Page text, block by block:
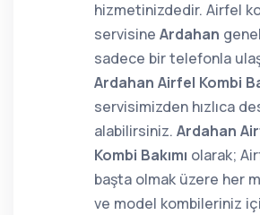
hizmetinizdedir. Airfel
servisine Ardahan
sadece bir telefonla
Ardahan Airfel Kombi
servisimizden hızlıca
alabilirsiniz. Ardahan
Kombi Bakımı olarak;
başta olmak üzere her
ve model kombileriniz